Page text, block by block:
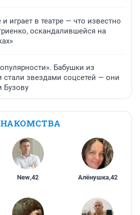
играет в театре — что известно
оскандалившейся на
Бабушки из
стали звездами соцсетей — они
Бузову
New,42 Алёнушка,42